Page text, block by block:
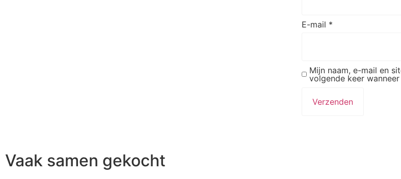
E-mail *
Mijn naam, e-mail en
volgende keer
Vaak samen gekocht